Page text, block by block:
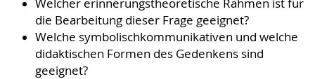
Welcher erinnerungstheoretische Rahmen ist für
die Bearbeitung dieser Frage geeignet?
Welche symbolischkommunikativen und welche
didaktischen Formen des Gedenkens sind
geeignet?